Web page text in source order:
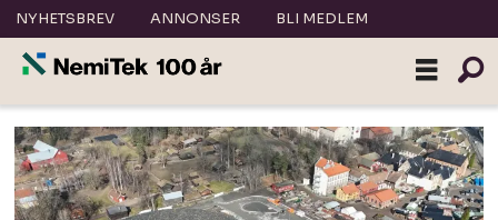
NYHETSBREV ANNONSER BLI MEDLEM
Tag:
vikingtidsmuseet